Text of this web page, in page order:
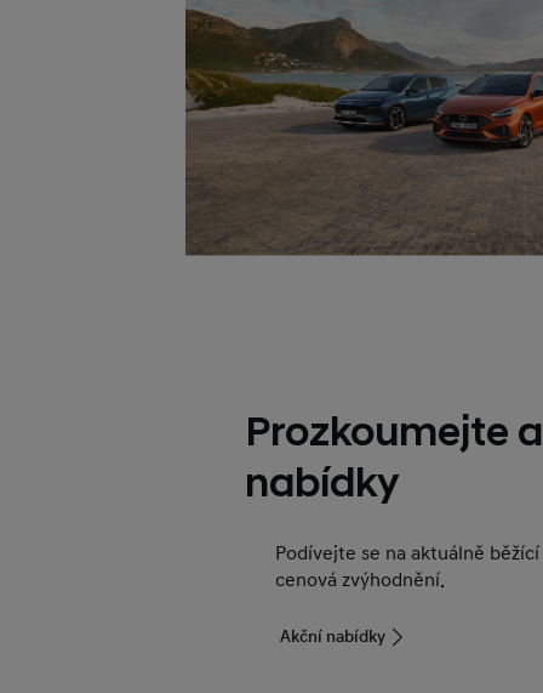
Prozkoumejte
nabídky
Podívejte se na aktuálně
cenová zvýhodnění.
Akční nabídky